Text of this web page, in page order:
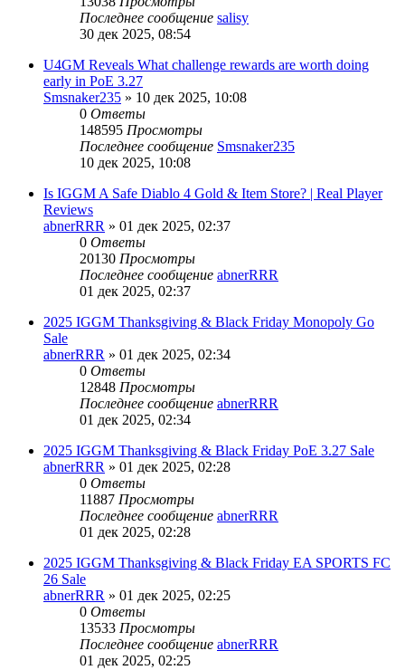
Последнее сообщение salisy
30 дек 2025, 08:54
U4GM Reveals What challenge rewards are worth doing
early in PoE 3.27
Smsnaker235 » 10 дек 2025, 10:08
0 Ответы
148595 Просмотры
Последнее сообщение Smsnaker235
10 дек 2025, 10:08
Is IGGM A Safe Diablo 4 Gold & Item Store? | Real Player
Reviews
abnerRRR » 01 дек 2025, 02:37
0 Ответы
20130 Просмотры
Последнее сообщение abnerRRR
01 дек 2025, 02:37
2025 IGGM Thanksgiving & Black Friday Monopoly Go
Sale
abnerRRR » 01 дек 2025, 02:34
0 Ответы
12848 Просмотры
Последнее сообщение abnerRRR
01 дек 2025, 02:34
2025 IGGM Thanksgiving & Black Friday PoE 3.27 Sale
abnerRRR » 01 дек 2025, 02:28
0 Ответы
11887 Просмотры
Последнее сообщение abnerRRR
01 дек 2025, 02:28
2025 IGGM Thanksgiving & Black Friday EA SPORTS FC
26 Sale
abnerRRR » 01 дек 2025, 02:25
0 Ответы
13533 Просмотры
Последнее сообщение abnerRRR
01 дек 2025, 02:25